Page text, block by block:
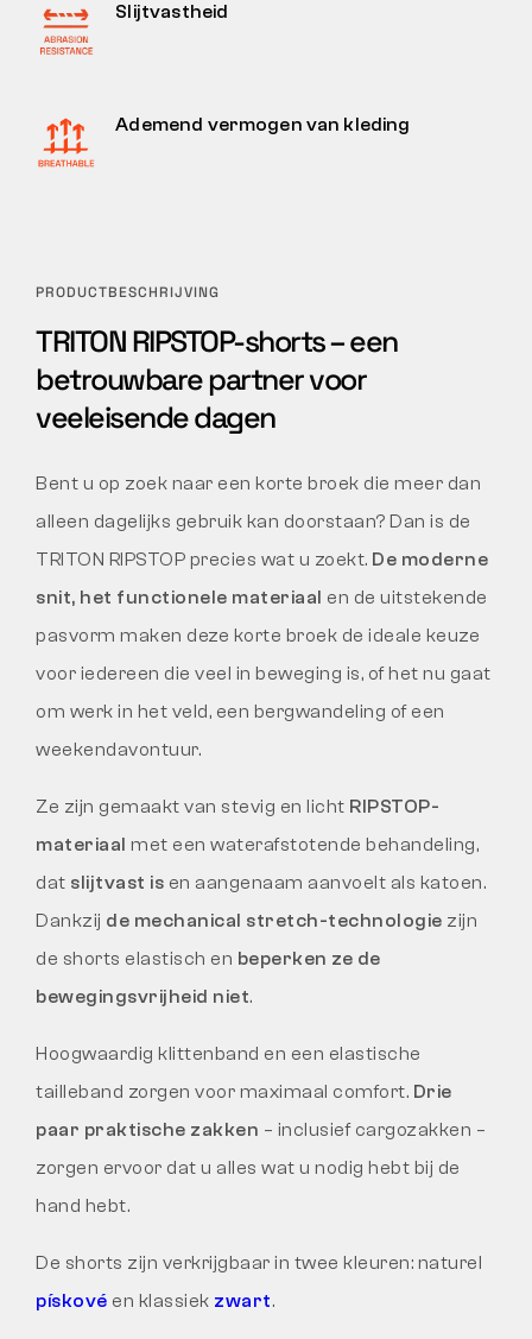
Slijtvastheid
Ademend vermogen van kleding
PRODUCTBESCHRIJVING
TRITON RIPSTOP-shorts – een
betrouwbare partner voor
veeleisende dagen
Bent u op zoek naar een korte broek die meer dan
alleen dagelijks gebruik kan doorstaan? Dan is de
TRITON RIPSTOP precies wat u zoekt. De moderne
snit, het functionele materiaal en de uitstekende
pasvorm maken deze korte broek de ideale keuze
voor iedereen die veel in beweging is, of het nu gaat
om werk in het veld, een bergwandeling of een
weekendavontuur.
Ze zijn gemaakt van stevig en licht RIPSTOP-
materiaal met een waterafstotende behandeling,
dat slijtvast is en aangenaam aanvoelt als katoen.
Dankzij de mechanical stretch-technologie zijn
de shorts elastisch en beperken ze de
bewegingsvrijheid niet.
Hoogwaardig klittenband en een elastische
tailleband zorgen voor maximaal comfort. Drie
paar praktische zakken – inclusief cargozakken –
zorgen ervoor dat u alles wat u nodig hebt bij de
hand hebt.
De shorts zijn verkrijgbaar in twee kleuren: naturel
pískové en klassiek zwart.